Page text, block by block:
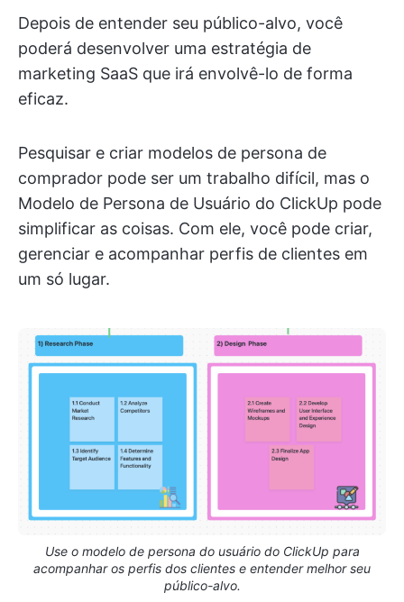
Depois de entender seu público-alvo, você
poderá desenvolver uma estratégia de
marketing SaaS que irá envolvê-lo de forma
eficaz.
Pesquisar e criar modelos de persona de
comprador pode ser um trabalho difícil, mas o
Modelo de Persona de Usuário do ClickUp pode
simplificar as coisas. Com ele, você pode criar,
gerenciar e acompanhar perfis de clientes em
um só lugar.
Use o modelo de persona do usuário do ClickUp para
acompanhar os perfis dos clientes e entender melhor seu
público-alvo.